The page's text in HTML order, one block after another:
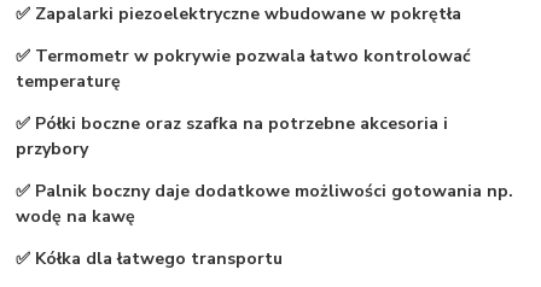
✅ Zapalarki piezoelektryczne wbudowane w pokrętła
✅ Termometr w pokrywie pozwala łatwo kontrolować
temperaturę
✅ Półki boczne oraz szafka na potrzebne akcesoria i
przybory
✅ Palnik boczny daje dodatkowe możliwości gotowania np.
wodę na kawę
✅ Kółka dla łatwego transportu